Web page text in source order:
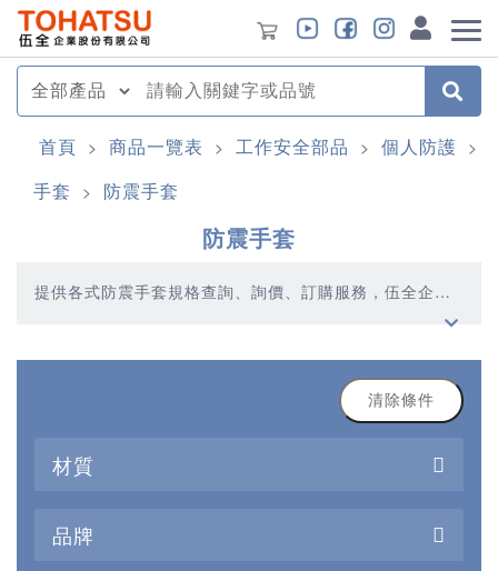
首頁 > 商品一覽表 > 工作安全部品 > 個人防護 >
手套 > 防震手套
防震手套
提供各式防震手套規格查詢、詢價、訂購服務，伍全企業
深耕模具產業多年，秉持著優質品質、合理價格、多元產
清除條件
材質
品牌